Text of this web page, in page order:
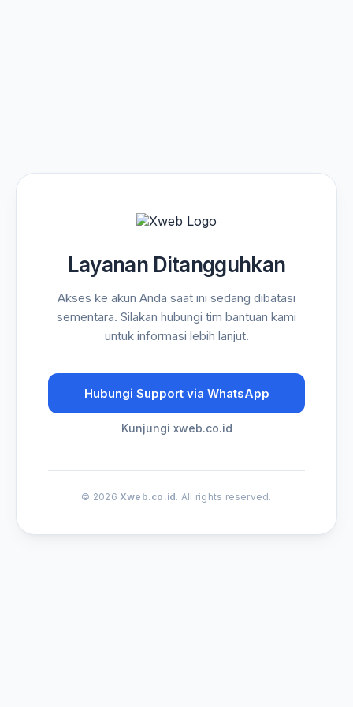
Layanan Ditangguhkan
Akses ke akun Anda saat ini sedang dibatasi
sementara. Silakan hubungi tim bantuan kami
untuk informasi lebih lanjut.
Hubungi Support via WhatsApp
Kunjungi xweb.co.id
© 2026 Xweb.co.id. All rights reserved.